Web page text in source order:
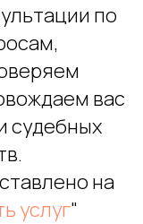
по
вас
судебных
на
услуг"